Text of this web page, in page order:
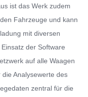
ist das Werk zudem
Fahrzeuge und kann
mit diversen
der Software
auf alle Waagen
Analysewerte des
zentral für die